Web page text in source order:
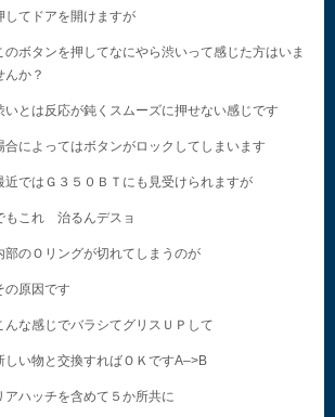
してドアを開けますが
のボタンを押してなにやら渋いって感じた方はいま
んか？
いとは反応が鈍くスムーズに押せない感じです
合によってはボタンがロックしてしまいます
近ではＧ３５０ＢＴにも見受けられますが
もこれ 治るんデスョ
部のＯリングが切れてしまうのが
の原因です
んな感じでバラシてグリスＵＰして
しい物と交換すればＯＫですA–>B
アハッチを含めて５か所共に